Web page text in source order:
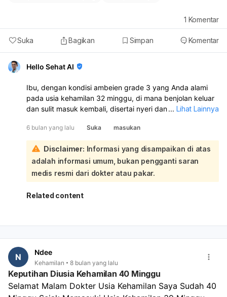
Suka Bagikan Simpan Komentar
1 Komentar
Hello Sehat AI
Ibu, dengan kondisi ambeien grade 3 yang Anda alami
pada usia kehamilan 32 minggu, di mana benjolan keluar
dan sulit masuk kembali, disertai nyeri dan riwayat
sudah cukup parah atau prolaps. Ambeien memang
umum terjadi dan sering memburuk pada trimester ketiga
kehamilan:
Mengenai kekhawatiran Anda tentang persalinan normal
atau operasi caesar, ambeien grade 3 tidak secara
otomatis mengharuskan Anda untuk menjalani operasi
caesar. Keputusan metode persalinan akan sangat
kondisi ambeien Anda saat mendekati waktu persalinan,
mengejan selama persalinan normal, serta kondisi
kehamilan Anda secara keseluruhan. Selama kehamilan,
penanganan ambeien umumnya difokuskan pada metode
non-invasif untuk mengurangi gejala dan mencegah
... Lihat Lainnya
6 bulan yang lalu Suka masukan
Disclaimer: Informasi yang disampaikan di atas
adalah informasi umum, bukan pengganti saran
medis resmi dari dokter atau pakar.
Related content
N Ndee
Kehamilan 8 bulan yang lalu
Keputihan Diusia Kehamilan 40 Minggu
Selamat Malam Dokter Usia Kehamilan Saya Sudah 40